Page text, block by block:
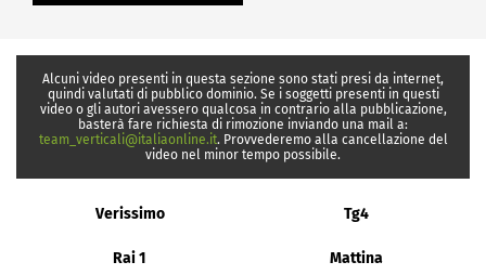
Alcuni video presenti in questa sezione sono stati presi da internet,
quindi valutati di pubblico dominio. Se i soggetti presenti in questi
video o gli autori avessero qualcosa in contrario alla pubblicazione,
basterà fare richiesta di rimozione inviando una mail a:
team_verticali@italiaonline.it. Provvederemo alla cancellazione del
video nel minor tempo possibile.
Verissimo Tg4
Rai 1 Mattina